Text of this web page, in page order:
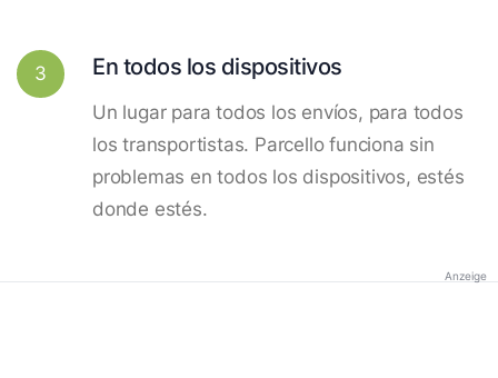
3 En todos los dispositivos
Un lugar para todos los envíos, para todos
los transportistas. Parcello funciona sin
problemas en todos los dispositivos, estés
donde estés.
Anzeige